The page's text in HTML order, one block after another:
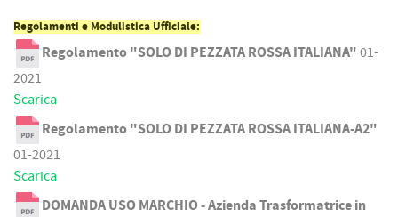
Regolamenti e Modulistica Ufficiale:
Regolamento "SOLO DI PEZZATA ROSSA ITALIANA" 01-
2021
Scarica
Regolamento "SOLO DI PEZZATA ROSSA ITALIANA-A2"
01-2021
Scarica
DOMANDA USO MARCHIO - Azienda Trasformatrice in